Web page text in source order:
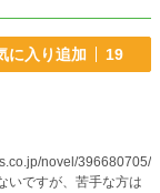
に入り追加 19
novel/396680705/
いですが、苦手な方は